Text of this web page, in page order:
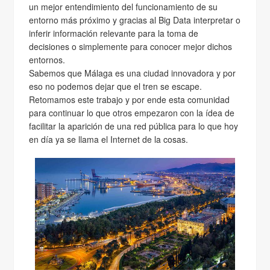
un mejor entendimiento del funcionamiento de su
entorno más próximo y gracias al Big Data interpretar o
inferir información relevante para la toma de
decisiones o simplemente para conocer mejor dichos
entornos.
Sabemos que Málaga es una ciudad innovadora y por
eso no podemos dejar que el tren se escape.
Retomamos este trabajo y por ende esta comunidad
para continuar lo que otros empezaron con la ídea de
facilitar la aparición de una red pública para lo que hoy
en día ya se llama el Internet de la cosas.